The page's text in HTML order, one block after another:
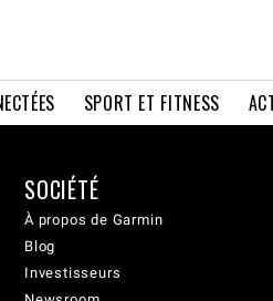
SPORT ET FITNESS
SOCIÉTÉ
À propos de Garmin
Blog
Investisseurs